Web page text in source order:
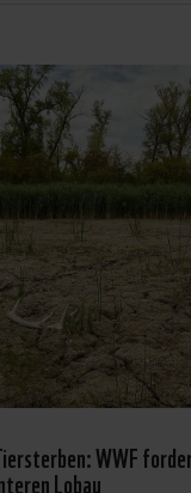
WWF
Lobau